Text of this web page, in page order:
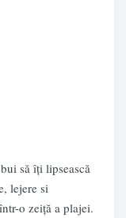
să îți lipsească
lejere si
o zeiță a plajei.